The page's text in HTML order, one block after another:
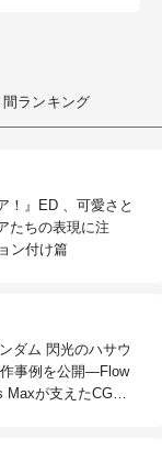
間ランキング
！』ED 、可愛さと
たちの表現に注
ン付け篇
ダム 閃光のハサウ
事例を公開―Flow
が支えたCG制